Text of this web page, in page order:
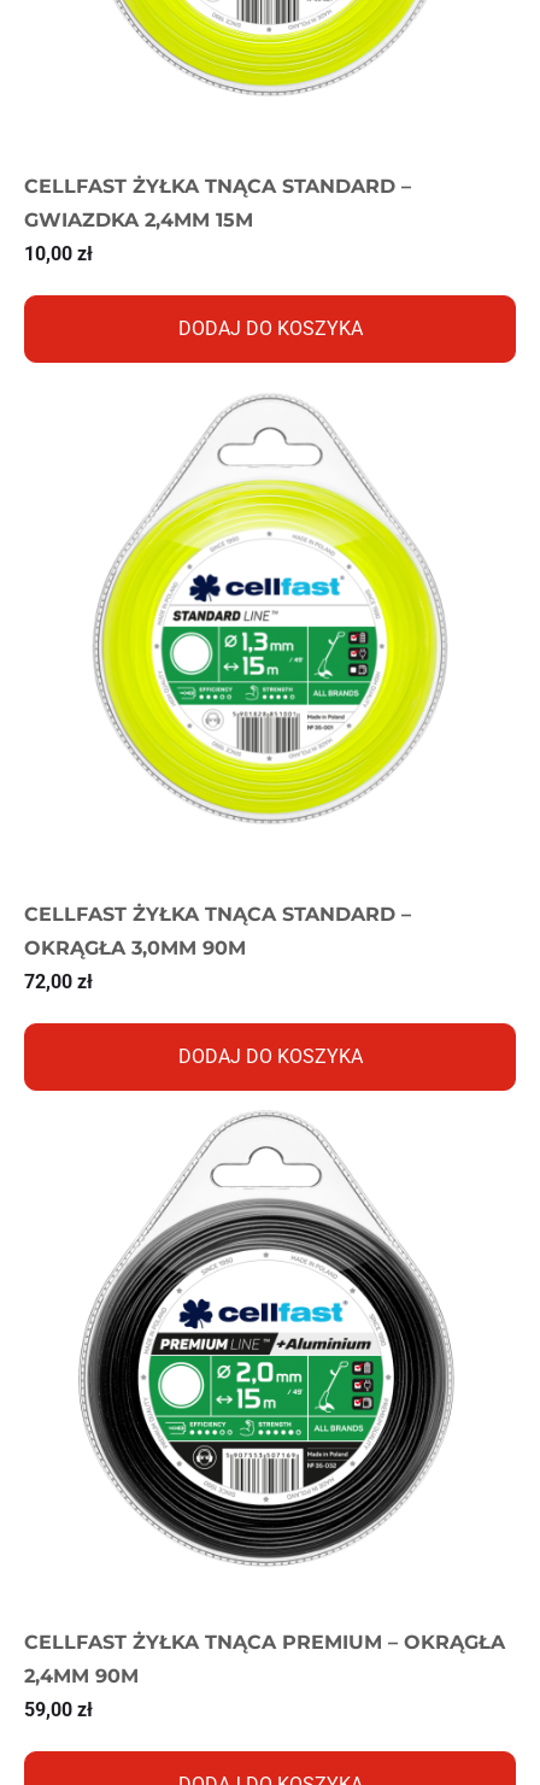
CELLFAST ŻYŁKA TNĄCA STANDARD –
GWIAZDKA 2,4MM 15M
10,00 zł
DODAJ DO KOSZYKA
CELLFAST ŻYŁKA TNĄCA STANDARD –
OKRĄGŁA 3,0MM 90M
72,00 zł
DODAJ DO KOSZYKA
CELLFAST ŻYŁKA TNĄCA PREMIUM – OKRĄGŁA
2,4MM 90M
59,00 zł